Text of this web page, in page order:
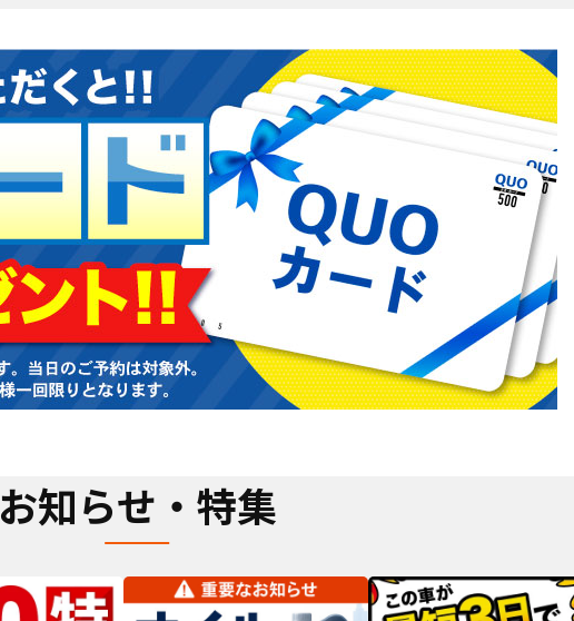
お知らせ・特集